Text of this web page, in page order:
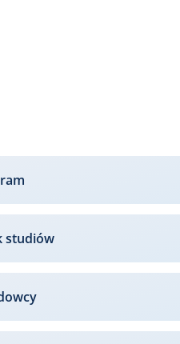
studiów